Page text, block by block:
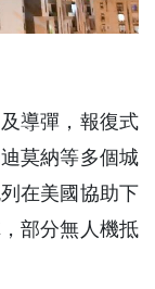
導彈，報復式
莫納等多個城
在美國協助下
部分無人機抵